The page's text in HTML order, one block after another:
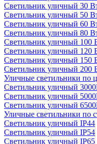
Светильник уличный 30
Светильник уличный 50
Светильник уличный 60
Светильник уличный 80
Светильник уличный 100
Светильник уличный 120
Светильник уличный 150
Светильник уличный 200
Уличные светильники по
Cветильник уличный
Cветильник уличный
Cветильник уличный
Уличные светильники по
Светильник уличный IP44
Светильник уличный IP54
Светильник уличный IP65